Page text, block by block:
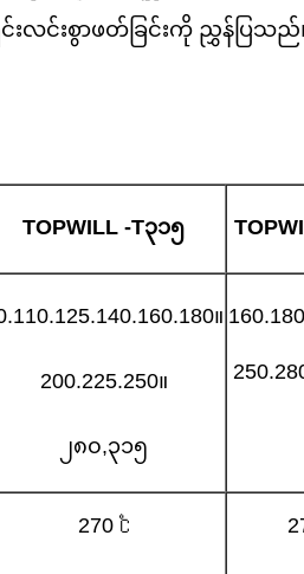
ရှင်းလင်းစွာဖတ်ခြင်းကို ညွှန်ပြသည်
TOPWILL -T၃၁၅
။
200.225.250။
၂၈၀,၃၁၅
270 ℃